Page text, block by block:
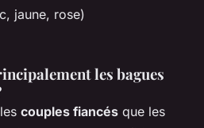
jaune, rose)
les bagues
couples fiancés que les